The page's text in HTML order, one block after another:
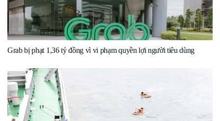
Grab bị phạt 1,36 tỷ đồng vì vi phạm quyền lợi người tiêu dùng